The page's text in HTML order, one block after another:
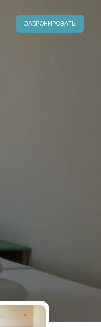
ЗАБРОНИРОВАТЬ